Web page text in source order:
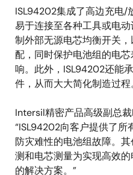
ISL94202集成了高边充电/
易于连接至各种工具或电
制外部无源电芯均衡开关
配，同时保护电池组的电
响。此外，ISL94202还能
件，从而大大简化制造过程
Intersil精密产品高级副总
“ISL94202向客户提供了所
防灾难性的电池组故障。
测和电芯测量为实现高效
的解决方案。”